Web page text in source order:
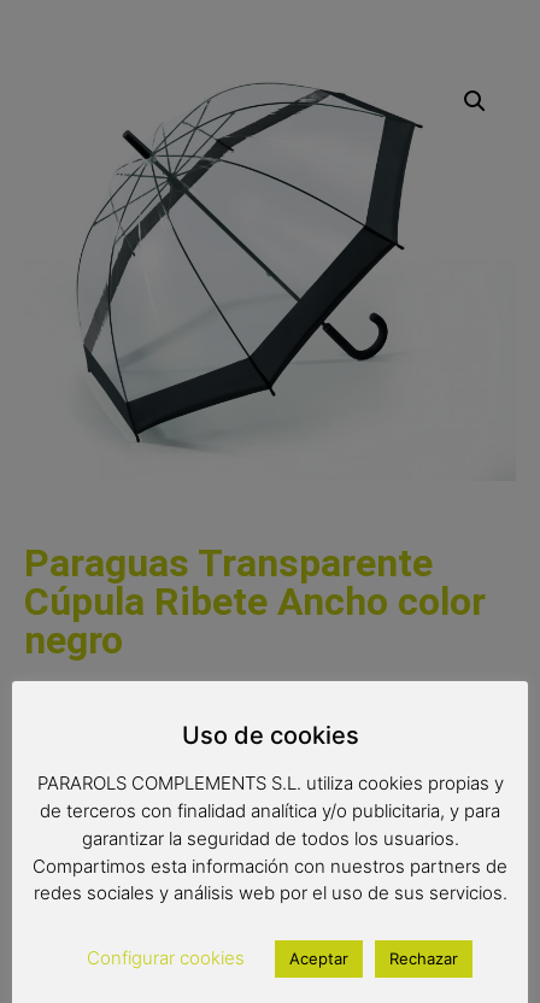
Paraguas Transparente
Cúpula Ribete Ancho color
negro
inferior de color negro. Paraguas con apertura manual.
Complemento de moda de calidad
Paraguas transparente
Color del producto: transparente con ribete negro
Paraguas de 8 varillas de 59cm
Diámetro: 94 cm
€ (IVA incluido)
Uso de cookies
PARAROLS COMPLEMENTS S.L. utiliza cookies propias y
de terceros con finalidad analítica y/o publicitaria, y para
garantizar la seguridad de todos los usuarios.
Compartimos esta información con nuestros partners de
redes sociales y análisis web por el uso de sus servicios.
Configurar cookies Aceptar Rechazar